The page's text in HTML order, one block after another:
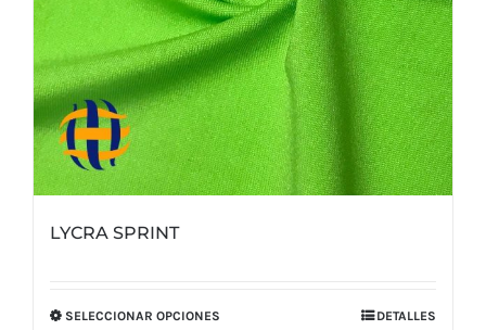
LYCRA SPRINT
SELECCIONAR OPCIONES DETALLES